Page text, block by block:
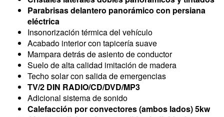
Parabrisas delantero panorámico con persiana
eléctrica
Insonorización térmica del vehículo
Acabado interior con tapicería suave
Mampara detrás de asiento de conductor
Suelo de alta calidad imitación de madera
Techo solar con salida de emergencias
TV/2 DIN RADIO/CD/DVD/MP3
Adicional sistema de sonido
Calefacción por convectores (ambos lados) 5kw